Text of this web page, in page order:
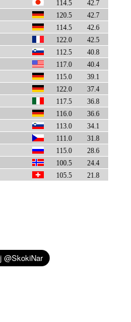
114.5
42.7
120.5
42.7
114.5
42.6
122.0
42.5
112.5
40.8
117.0
40.4
115.0
39.1
122.0
37.4
117.5
36.8
116.0
36.6
113.0
34.1
111.0
31.8
115.0
28.6
100.5
24.4
105.5 21.8